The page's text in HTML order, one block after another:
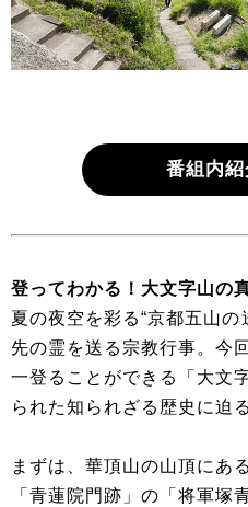
番組内紹
登ってわかる！大文字山の
夏の夜空を彩る“京都五山の
先の霊を送る宗教行事。今
一登ることができる「大文
られた知られざる歴史に迫
まずは、華頂山の山頂にあ
「青蓮院門跡」の「将軍塚